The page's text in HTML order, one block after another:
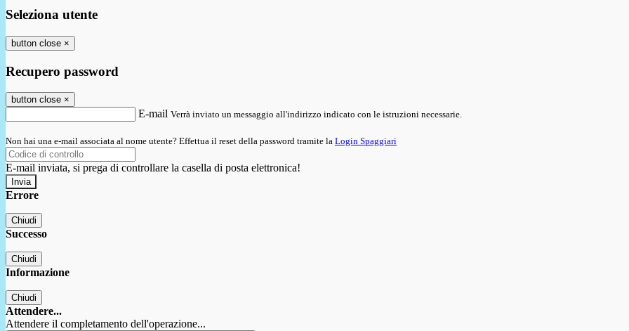
Seleziona utente
button close ×
Recupero password
button close ×
E-mail Verrà inviato un messaggio all'indirizzo indicato con le istruzioni necessarie.
Non hai una e-mail associata al nome utente? Effettua il reset della password tramite la Login Spaggiari
E-mail inviata, si prega di controllare la casella di posta elettronica!
Errore
Chiudi
Successo
Chiudi
Informazione
Chiudi
Attendere...
Attendere il completamento dell'operazione...